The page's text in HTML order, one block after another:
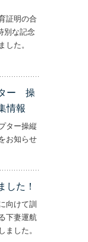
証明の合
別な記念
した。
からの嬉しいプレゼン
ー 操
情報
ター操縦
お知らせ
した！
向けて訓
下妻運航
ました。